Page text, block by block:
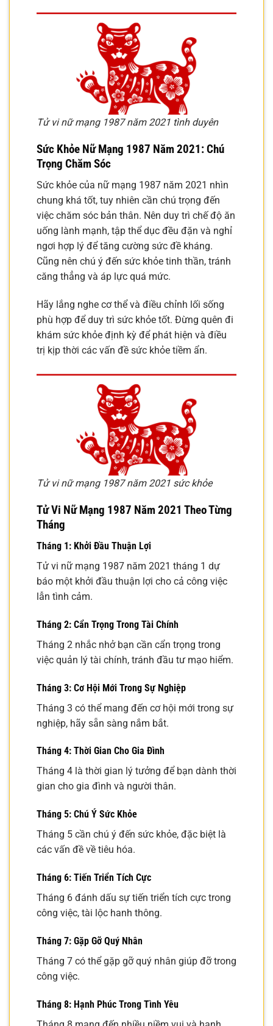
Tử vi nữ mạng 1987 năm 2021 tình duyên
Sức Khỏe Nữ Mạng 1987 Năm 2021: Chú
Trọng Chăm Sóc
Sức khỏe của nữ mạng 1987 năm 2021 nhìn
chung khá tốt, tuy nhiên cần chú trọng đến
việc chăm sóc bản thân. Nên duy trì chế độ ăn
uống lành mạnh, tập thể dục đều đặn và nghỉ
ngơi hợp lý để tăng cường sức đề kháng.
Cũng nên chú ý đến sức khỏe tinh thần, tránh
căng thẳng và áp lực quá mức.
Hãy lắng nghe cơ thể và điều chỉnh lối sống
phù hợp để duy trì sức khỏe tốt. Đừng quên đi
khám sức khỏe định kỳ để phát hiện và điều
trị kịp thời các vấn đề sức khỏe tiềm ẩn.
Tử vi nữ mạng 1987 năm 2021 sức khỏe
Tử Vi Nữ Mạng 1987 Năm 2021 Theo Từng
Tháng
Tháng 1: Khởi Đầu Thuận Lợi
Tử vi nữ mạng 1987 năm 2021 tháng 1 dự
báo một khởi đầu thuận lợi cho cả công việc
lẫn tình cảm.
Tháng 2: Cẩn Trọng Trong Tài Chính
Tháng 2 nhắc nhở bạn cần cẩn trọng trong
việc quản lý tài chính, tránh đầu tư mạo hiểm.
Tháng 3: Cơ Hội Mới Trong Sự Nghiệp
Tháng 3 có thể mang đến cơ hội mới trong sự
nghiệp, hãy sẵn sàng nắm bắt.
Tháng 4: Thời Gian Cho Gia Đình
Tháng 4 là thời gian lý tưởng để bạn dành thời
gian cho gia đình và người thân.
Tháng 5: Chú Ý Sức Khỏe
Tháng 5 cần chú ý đến sức khỏe, đặc biệt là
các vấn đề về tiêu hóa.
Tháng 6: Tiến Triển Tích Cực
Tháng 6 đánh dấu sự tiến triển tích cực trong
công việc, tài lộc hanh thông.
Tháng 7: Gặp Gỡ Quý Nhân
Tháng 7 có thể gặp gỡ quý nhân giúp đỡ trong
công việc.
Tháng 8: Hạnh Phúc Trong Tình Yêu